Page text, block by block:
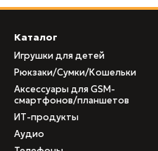
Каталог
Игрушки для детей
Рюкзаки/Сумки/Кошельки
Аксессуары для GSM-
смартфонов/планшетов
ИТ-продукты
Аудио